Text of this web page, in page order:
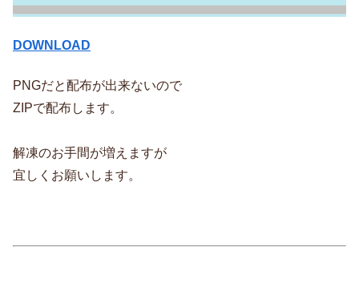
DOWNLOAD
PNGだと配布が出来ないので
ZIPで配布します。
解凍のお手間が増えますが
宜しくお願いします。